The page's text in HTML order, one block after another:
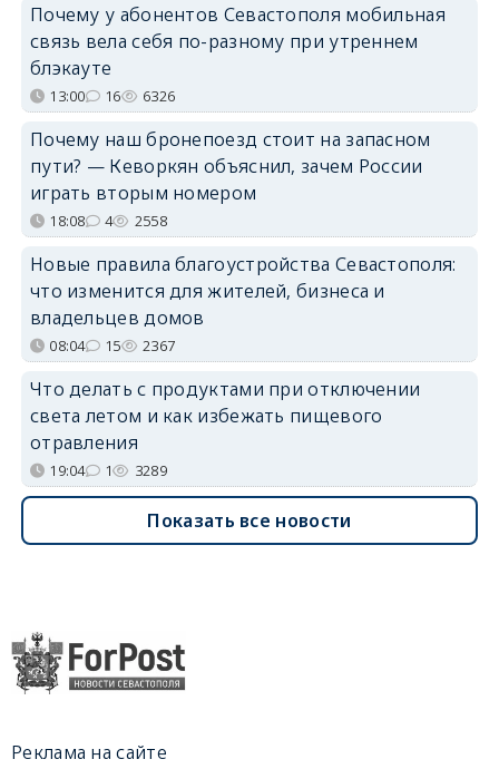
Почему у абонентов Севастополя мобильная
связь вела себя по-разному при утреннем
блэкауте
13:00 16 6326
Почему наш бронепоезд стоит на запасном
пути? — Кеворкян объяснил, зачем России
играть вторым номером
18:08 4 2558
Новые правила благоустройства Севастополя:
что изменится для жителей, бизнеса и
владельцев домов
08:04 15 2367
Что делать с продуктами при отключении
света летом и как избежать пищевого
отравления
19:04 1 3289
Показать все новости
Реклама на сайте